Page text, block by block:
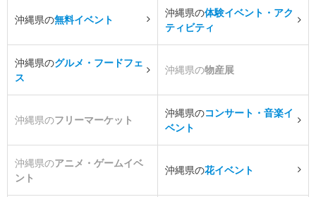
沖縄県の無料イベント
沖縄県の体験イベント・アク
ティビティ
沖縄県のグルメ・フードフェ
ス
沖縄県の物産展
沖縄県のフリーマーケット
沖縄県のコンサート・音楽イ
ベント
沖縄県のアニメ・ゲームイベ
ント
沖縄県の花イベント